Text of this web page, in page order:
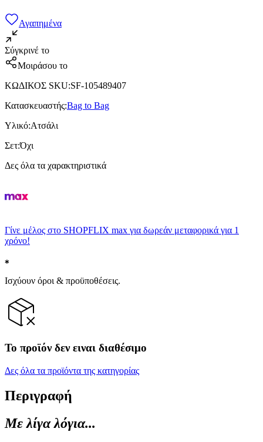
Αγαπημένα
Σύγκρινέ το
Μοιράσου το
ΚΩΔΙΚΟΣ SKU:SF-105489407
Κατασκευαστής:Bag to Bag
Υλικό:Ατσάλι
Σετ:Όχι
Δες όλα τα χαρακτηριστικά
Γίνε μέλος στο SHOPFLIX max για δωρεάν μεταφορικά για 1
χρόνο!
Ισχύουν όροι & προϋποθέσεις.
Το προϊόν δεν ειναι διαθέσιμο
Δες όλα τα προϊόντα της κατηγορίας
Περιγραφή
Με λίγα λόγια...